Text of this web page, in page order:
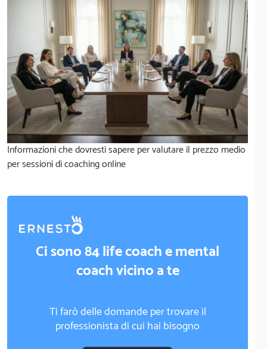
Informazioni che dovresti sapere per valutare il prezzo medio
per sessioni di coaching online
Ci sono 84 life coach e mental
coach vicino a te
Ti farò delle domande per trovare il
professionista di cui hai bisogno